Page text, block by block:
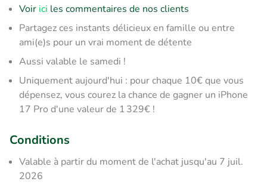
Voir ici les commentaires de nos clients
Partagez ces instants délicieux en famille ou entre
ami(e)s pour un vrai moment de détente
Aussi valable le samedi !
Uniquement aujourd'hui : pour chaque 10€ que vous
dépensez, vous courez la chance de gagner un iPhone
17 Pro d'une valeur de 1 329€ !
Conditions
Valable à partir du moment de l'achat jusqu'au 7 juil.
2026